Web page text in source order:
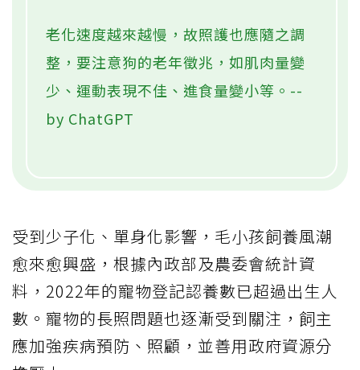
老化速度越來越慢，故照護也應隨之調
整，要注意狗的老年徵兆，如肌肉量變
少、運動表現不佳、進食量變小等。--
by ChatGPT
受到少子化、單身化影響，毛小孩飼養風潮
愈來愈興盛，根據內政部及農委會統計資
料，2022年的寵物登記認養數已超過出生人
數。寵物的長照問題也逐漸受到關注，飼主
應加強疾病預防、照顧，並善用政府資源分